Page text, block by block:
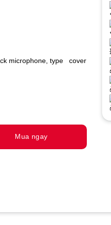
microphone, type cover
Mua ngay